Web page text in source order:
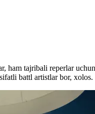
ham tajribali reperlar
battl artistlar bor, xolos.